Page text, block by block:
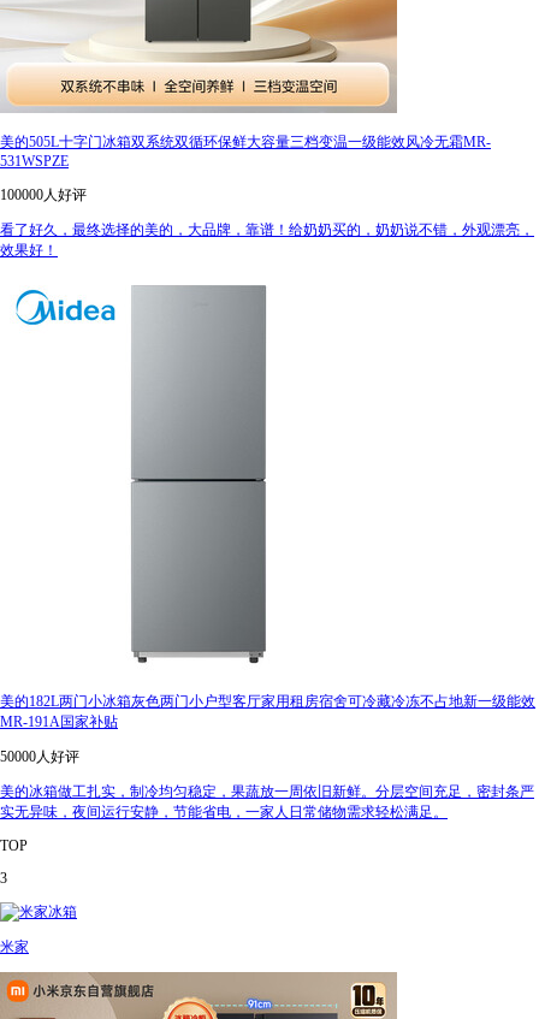
美的505L十字门冰箱双系统双循环保鲜大容量三档变温一级能效风冷无霜MR-
531WSPZE
100000人好评
看了好久，最终选择的美的，大品牌，靠谱！给奶奶买的，奶奶说不错，外观漂亮，
效果好！
美的182L两门小冰箱灰色两门小户型客厅家用租房宿舍可冷藏冷冻不占地新一级能效
MR-191A国家补贴
50000人好评
美的冰箱做工扎实，制冷均匀稳定，果蔬放一周依旧新鲜。分层空间充足，密封条严
实无异味，夜间运行安静，节能省电，一家人日常储物需求轻松满足。
TOP
3
米家